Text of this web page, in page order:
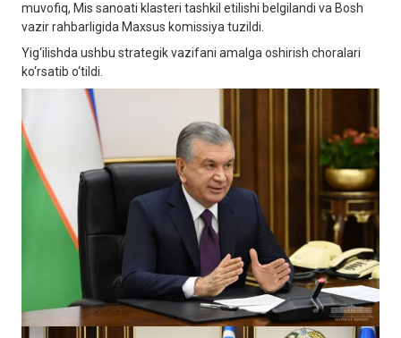
muvofiq, Mis sanoati klasteri tashkil etilishi belgilandi va Bosh
vazir rahbarligida Maxsus komissiya tuzildi.
Yig‘ilishda ushbu strategik vazifani amalga oshirish choralari
ko‘rsatib o‘tildi.